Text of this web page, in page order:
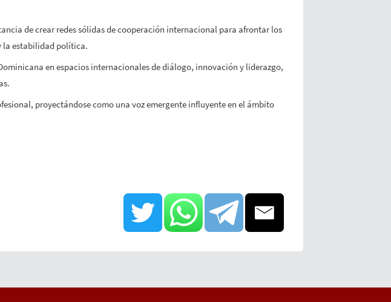
de crear redes sólidas de cooperación internacional para afrontar los
la estabilidad política.
en espacios internacionales de diálogo, innovación y liderazgo,
proyectándose como una voz emergente influyente en el ámbito